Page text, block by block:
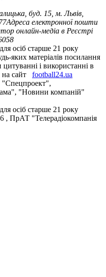
буд. 15, м. Львів,
Адреса електронної пошти
онлайн-медіа в Реєстрі
осіб старше 21 року
яких матеріалів посилання
і використанні в
на сайт
football24.ua
"Спецпроект",
"Новини компаній"
осіб старше 21 року
, ПрАТ "Телерадіокомпанія